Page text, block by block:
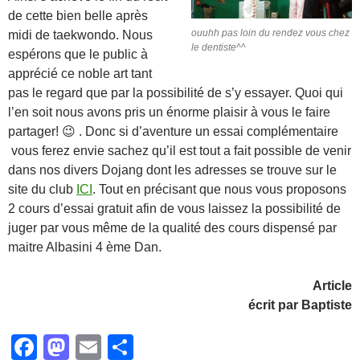
ouuhh pas loin du rendez vous chez
le dentiste^^
de cette bien belle après
midi de taekwondo. Nous
espérons que le public à
apprécié ce noble art tant
pas le regard que par la possibilité de s’y essayer. Quoi qui
l’en soit nous avons pris un énorme plaisir à vous le faire
partager! 😉 . Donc si d’aventure un essai complémentaire
vous ferez envie sachez qu’il est tout a fait possible de venir
dans nos divers Dojang dont les adresses se trouve sur le
site du club ICI . Tout en précisant que nous vous proposons
2 cours d’essai gratuit afin de vous laissez la possibilité de
juger par vous même de la qualité des cours dispensé par
maitre Albasini 4 ème Dan.
Article
écrit par Baptiste
F
M
E